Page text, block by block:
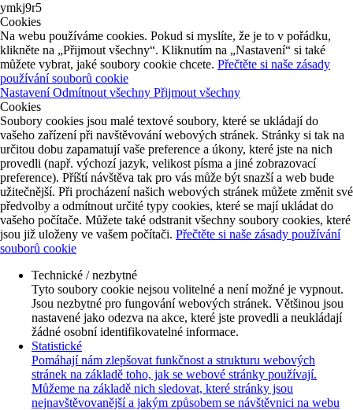
ymkj9r5
Cookies
Na webu používáme cookies. Pokud si myslíte, že je to v pořádku,
klikněte na „Přijmout všechny“. Kliknutím na „Nastavení“ si také
můžete vybrat, jaké soubory cookie chcete. Přečtěte si naše zásady
používání souborů cookie
NastaveníOdmítnout všechny Přijmout všechny
Cookies
Soubory cookies jsou malé textové soubory, které se ukládají do
vašeho zařízení při navštěvování webových stránek. Stránky si tak na
určitou dobu zapamatují vaše preference a úkony, které jste na nich
provedli (např. výchozí jazyk, velikost písma a jiné zobrazovací
preference). Příští návštěva tak pro vás může být snazší a web bude
užitečnější. Při procházení našich webových stránek můžete změnit své
předvolby a odmítnout určité typy cookies, které se mají ukládat do
vašeho počítače. Můžete také odstranit všechny soubory cookies, které
jsou již uloženy ve vašem počítači. Přečtěte si naše zásady používání
souborů cookie
Technické / nezbytné
Tyto soubory cookie nejsou volitelné a není možné je vypnout.
Jsou nezbytné pro fungování webových stránek. Většinou jsou
nastavené jako odezva na akce, které jste provedli a neukládají
žádné osobní identifikovatelné informace.
Statistické
Pomáhají nám zlepšovat funkčnost a strukturu webových
stránek na základě toho, jak se webové stránky používají.
Můžeme na základě nich sledovat, které stránky jsou
nejnavštěvovanější a jakým způsobem se návštěvnici na webu